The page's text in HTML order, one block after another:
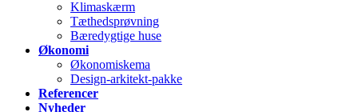
Klimaskærm
Tæthedsprøvning
Bæredygtige huse
Økonomi
Økonomiskema
Design-arkitekt-pakke
Referencer
Nyheder